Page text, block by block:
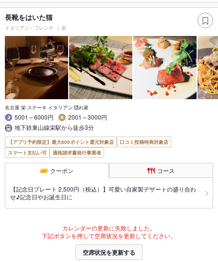
長靴をはいた猫
イタリアン・フレンチ 栄
名古屋 栄 ステーキ イタリアン 隠れ家
5001～6000円
2001～3000円
地下鉄東山線栄駅から徒歩3分
【アプリ予約限定】最大800ポイント還元対象店
口コミ投稿特典対象店
スマート支払い可
適格請求書発行事業者
クーポン コース
【記念日プレート 2,500円（税込）】可愛い自家製デザートの盛り合わ
せ♪記念日やお誕生日に
カレンダーの更新に失敗しました。
下記ボタンを押して空席状況を更新してください。
空席状況を更新する